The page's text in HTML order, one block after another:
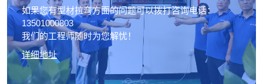
如果您有型材拉弯方面的问题可以拨打咨询电话：
13501000803
我们的工程师随时为您解忧！
详细地址